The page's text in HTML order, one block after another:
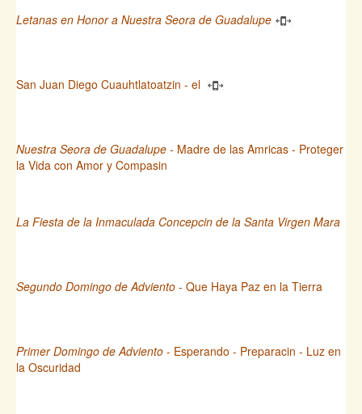
Letanas en Honor a Nuestra Seora de Guadalupe
San Juan Diego Cuauhtlatoatzin - el
Nuestra Seora de Guadalupe - Madre de las Amricas - Proteger
la Vida con Amor y Compasin
La Fiesta de la Inmaculada Concepcin de la Santa Virgen Mara
Segundo Domingo de Adviento - Que Haya Paz en la Tierra
Primer Domingo de Adviento - Esperando - Preparacin - Luz en
la Oscuridad